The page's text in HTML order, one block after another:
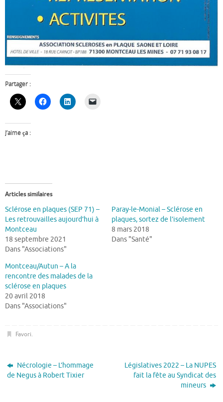
Partager :
J’aime ça :
Articles similaires
Sclérose en plaques (SEP 71) –
Les retrouvailles aujourd’hui à
Montceau
18 septembre 2021
Dans "Associations"
Paray-le-Monial – Sclérose en
plaques, sortez de l’isolement
8 mars 2018
Dans "Santé"
Montceau/Autun – A la
rencontre des malades de la
sclérose en plaques
20 avril 2018
Dans "Associations"
Favori.
Nécrologie – L’hommage
de Negus à Robert Tixier
Législatives 2022 – La NUPES
fait la fête au Syndicat des
mineurs